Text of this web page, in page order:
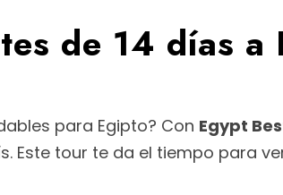
de 14 días a
para Egipto? Con Egypt
Este tour te da el tiempo para